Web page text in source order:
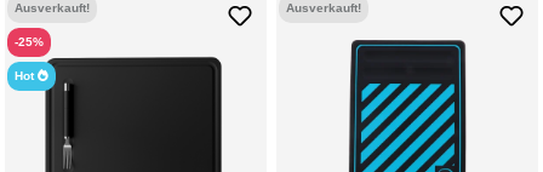
Ausverkauft!
-25%
Hot
Ausverkauft!